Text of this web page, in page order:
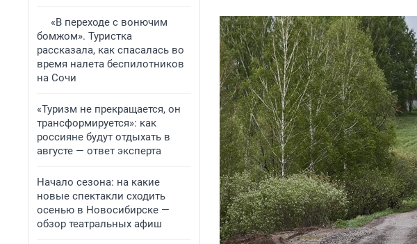
«В переходе с вонючим
бомжом». Туристка
рассказала, как спасалась во
время налета беспилотников
на Сочи
«Туризм не прекращается, он
трансформируется»: как
россияне будут отдыхать в
августе — ответ эксперта
Начало сезона: на какие
новые спектакли сходить
осенью в Новосибирске —
обзор театральных афиш